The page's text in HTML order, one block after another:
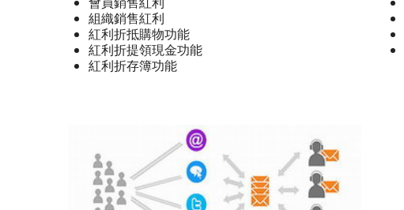
組織銷售紅利
紅利折抵購物功能
紅利折提領現金功能
紅利折存簿功能